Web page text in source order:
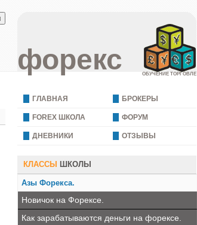
форекс ОБУЧЕНИЕ ТОРГОВЛЕ
ГЛАВНАЯ БРОКЕРЫ
FOREX ШКОЛА ФОРУМ
ДНЕВНИКИ ОТЗЫВЫ
КЛАССЫ ШКОЛЫ
Азы Форекса.
Новичок на Форексе.
Как зарабатываются деньги на форексе.